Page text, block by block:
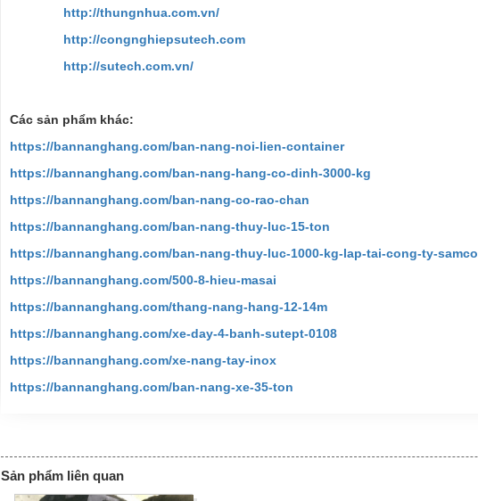
http://thungnhua.com.vn/
http://congnghiepsutech.com
http://sutech.com.vn/
Các sản phẩm khác:
https://bannanghang.com/ban-nang-noi-lien-container
https://bannanghang.com/ban-nang-hang-co-dinh-3000-kg
https://bannanghang.com/ban-nang-co-rao-chan
https://bannanghang.com/ban-nang-thuy-luc-15-ton
https://bannanghang.com/ban-nang-thuy-luc-1000-kg-lap-tai-cong-ty-samco
https://bannanghang.com/500-8-hieu-masai
https://bannanghang.com/thang-nang-hang-12-14m
https://bannanghang.com/xe-day-4-banh-sutept-0108
https://bannanghang.com/xe-nang-tay-inox
https://bannanghang.com/ban-nang-xe-35-ton
Sản phẩm liên quan